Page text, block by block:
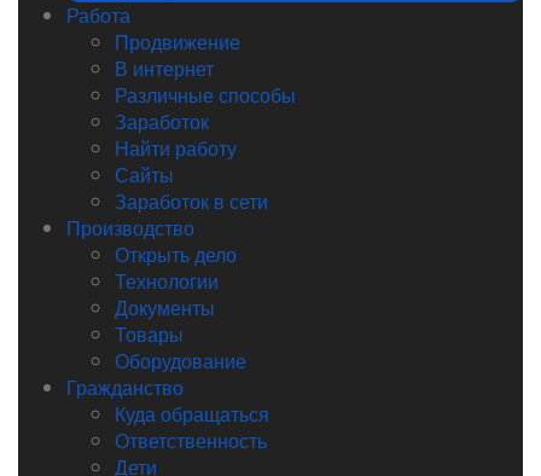
Работа
Продвижение
В интернет
Различные способы
Заработок
Найти работу
Сайты
Заработок в сети
Производство
Открыть дело
Технологии
Документы
Товары
Оборудование
Гражданство
Куда обращаться
Ответственность
Дети